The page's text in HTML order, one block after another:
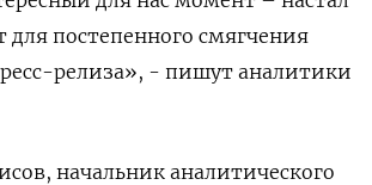
постепенного смягчения
релиза», - пишут аналитики
начальник аналитического